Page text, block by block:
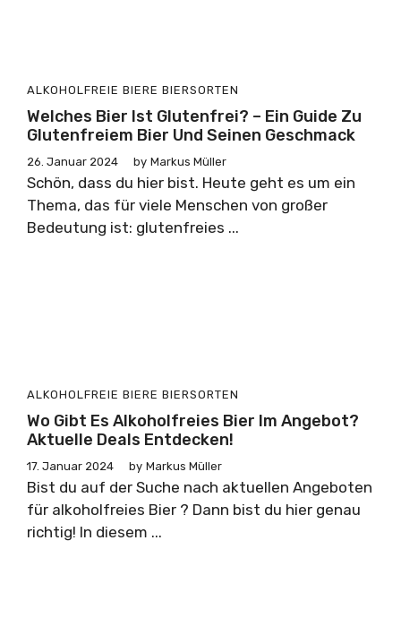
ALKOHOLFREIE BIERE BIERSORTEN
Welches Bier Ist Glutenfrei? – Ein Guide Zu
Glutenfreiem Bier Und Seinen Geschmack
26. Januar 2024 by Markus Müller
Schön, dass du hier bist. Heute geht es um ein
Thema, das für viele Menschen von großer
Bedeutung ist: glutenfreies ...
ALKOHOLFREIE BIERE BIERSORTEN
Wo Gibt Es Alkoholfreies Bier Im Angebot?
Aktuelle Deals Entdecken!
17. Januar 2024 by Markus Müller
Bist du auf der Suche nach aktuellen Angeboten
für alkoholfreies Bier ? Dann bist du hier genau
richtig! In diesem ...